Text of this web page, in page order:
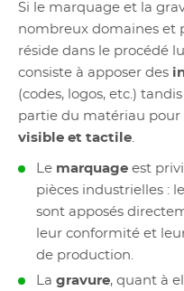
Si le marquage et la
nombreux domaines et
réside dans le procédé
consiste à apposer des
(codes, logos, etc.)
partie du matériau pour
visible et tactile.
Le marquage est
pièces industrielles :
sont apposés
leur conformité et
de production.
La gravure, quant à